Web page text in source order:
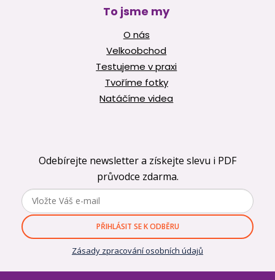
To jsme my
O nás
Velkoobchod
Testujeme v praxi
Tvoříme fotky
Natáčíme videa
Odebírejte newsletter a získejte slevu i PDF
průvodce zdarma.
PŘIHLÁSIT SE K ODBĚRU
Zásady zpracování osobních údajů